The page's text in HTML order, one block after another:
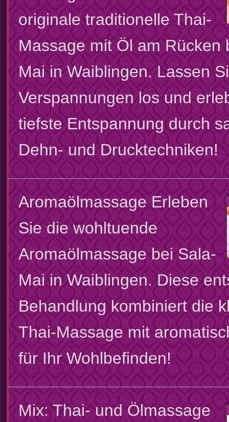
originale traditionelle Thai-
Massage mit Öl am Rücken
Mai in Waiblingen. Lassen
Verspannungen los und
tiefste Entspannung durch
Dehn- und Drucktechniken!
Aromaölmassage Erleben
Sie die wohltuende
Aromaölmassage bei Sala-
Mai in Waiblingen. Diese
Behandlung kombiniert die
Thai-Massage mit
für Ihr Wohlbefinden!
Mix: Thai- und Ölmassage